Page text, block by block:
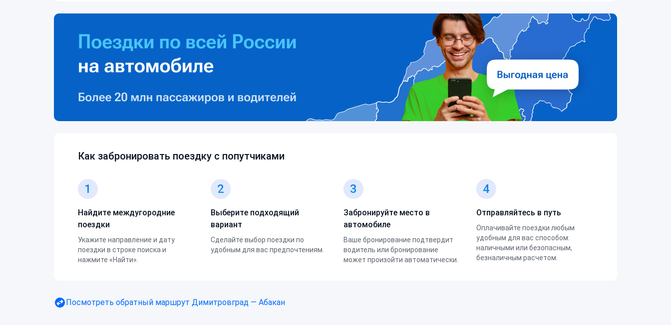
Как забронировать поездку с попутчиками
1
Найдите междугородние
поездки
Укажите направление и дату
поездки в строке поиска и
нажмите «Найти».
2
Выберите подходящий
вариант
Сделайте выбор поездки по
удобным для вас предпочтениям.
3
Забронируйте место в
автомобиле
Ваше бронирование подтвердит
водитель или бронирование
может произойти автоматически.
4
Отправляйтесь в путь
Оплачивайте поездки любым
удобным для вас способом:
наличными или безопасным,
безналичным расчетом.
Посмотреть обратный маршрут Димитровград — Абакан